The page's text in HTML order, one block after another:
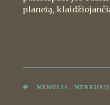
planetą,
ŽYMOS
MĖNULIS ,